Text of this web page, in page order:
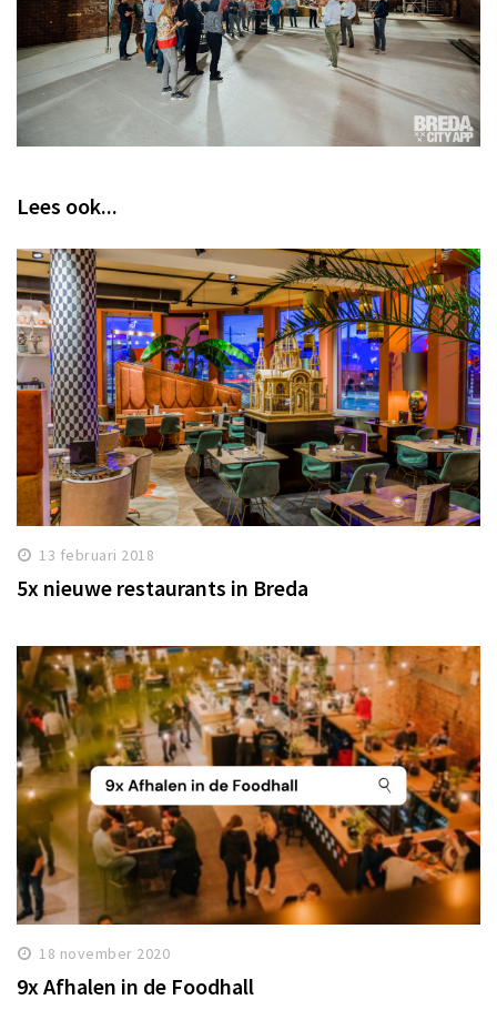
Lees ook...
13 februari 2018
5x nieuwe restaurants in Breda
18 november 2020
9x Afhalen in de Foodhall